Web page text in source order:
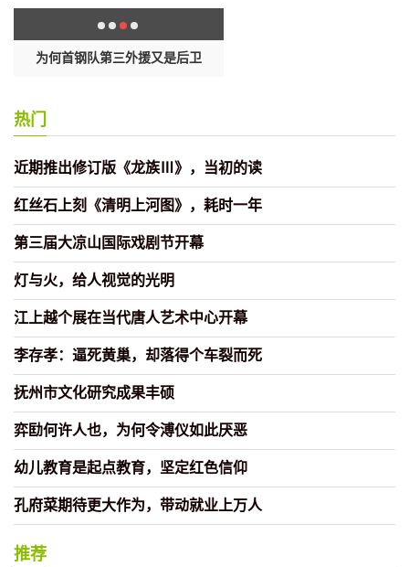
为何首钢队第三外援又是后卫
热门
近期推出修订版《龙族Ⅲ》，当初的读
红丝石上刻《清明上河图》，耗时一年
第三届大凉山国际戏剧节开幕
灯与火，给人视觉的光明
江上越个展在当代唐人艺术中心开幕
李存孝：逼死黄巢，却落得个车裂而死
抚州市文化研究成果丰硕
弈劻何许人也，为何令溥仪如此厌恶
幼儿教育是起点教育，坚定红色信仰
孔府菜期待更大作为，带动就业上万人
推荐